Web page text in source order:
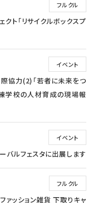
フルクル
ト「リサイクルボックスプ
イベント
際協力(2)「若者に未来をつ
学校の人材育成の現場報
イベント
バルフェスタに出展します
フルクル
ァッション雑貨 下取りキャ